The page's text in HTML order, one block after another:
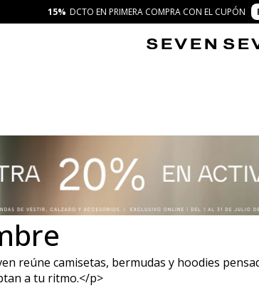
15% DCTO EN PRIMERA COMPRA CON EL CUPÓN
reúne camisetas, bermudas y hoodies
a tu ritmo.</p>